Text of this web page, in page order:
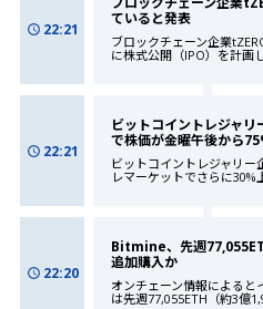
22:21
ていると発表
ブロックチェーン企業
に株式公開（IPO）を計画
22:21
ビットコイントレジャ
で株価が金曜午後から
ビットコイントレジャリ
レマーケットでさらに30%
22:20
Bitmine、先週
追加購入か
オンチェーン情報による
は先週77,055ETH（約3億